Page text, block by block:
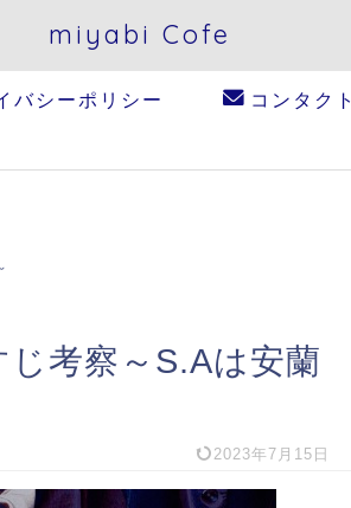
miyabi Cofe
バシーポリシー コンタクト
考察～S.Aは安蘭
2023年7月15日